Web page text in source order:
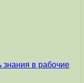
знания в рабочие